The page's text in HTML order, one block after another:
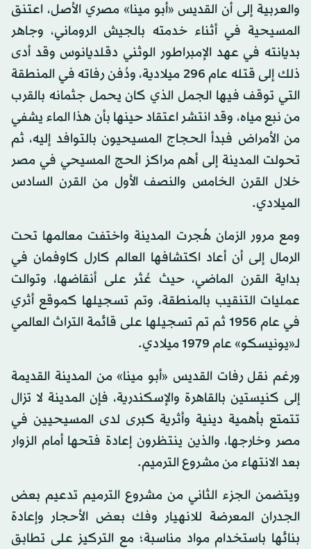
والعربية إلى أن القديس «أبو مينا» مصري الأصل، اعتنق
المسيحية في أثناء خدمته بالجيش الروماني، وجاهر
بديانته في عهد الإمبراطور الوثني دقلديانوس وقد أدى
ذلك إلى قتله عام 296 ميلادية، ودُفن رفاته في المنطقة
التي توقف فيها الجمل الذي كان يحمل جثمانه بالقرب
من نبع مياه، وقد انتشر اعتقاد حينها بأن هذا الماء يشفي
من الأمراض فبدأ الحجاج المسيحيون بالتوافد إليه، ثم
تحولت المدينة إلى أهم مراكز الحج المسيحي في مصر
خلال القرن الخامس والنصف الأول من القرن السادس
الميلادي.
ومع مرور الزمان هُجرت المدينة واختفت معالمها تحت
الرمال إلى أن أعاد اكتشافها العالم كارل كاوفمان في
بداية القرن الماضي، حيث عُثر على أنقاضها، وتوالت
عمليات التنقيب بالمنطقة، وتم تسجيلها كموقع أثري
في عام 1956 ثم تم تسجيلها على قائمة التراث العالمي
لـ«يونيسكو» عام 1979 ميلادي.
ورغم نقل رفات القديس «أبو مينا» من المدينة القديمة
إلى كنيستين بالقاهرة والإسكندرية، فإن المدينة لا تزال
تتمتع بأهمية دينية وأثرية كبرى لدى المسيحيين في
مصر وخارجها، والذين ينتظرون إعادة فتحها أمام الزوار
بعد الانتهاء من مشروع الترميم.
ويتضمن الجزء الثاني من مشروع الترميم تدعيم بعض
الجدران المعرضة للانهيار وفك بعض الأحجار وإعادة
بنائها باستخدام مواد مناسبة؛ مع التركيز على تطابق